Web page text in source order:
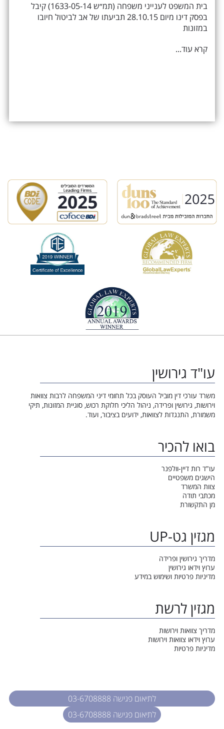
בית המשפט לענייני משפחה (תמ״ש 1633-05-14) קיבל
בפסק דינו מיום 28.10.15 תביעתו של אב לביטול חיובו
במזונות
קרא עוד...
עו"ד גירושין
משרד עורכי דין מוביל העוסק בכל תחומי דיני המשפחה לרבות צוואות
וירושות, גירושין ופרידה, ניהול הליכי חלוקת רכוש, סוגיית המזונות, תיקי
משמורת, התנגדות לצוואות, ידועים בציבור, ועוד.
בואו להכיר
עו"ד רות דיין-וולפנר
הישגים משפטיים
צוות המשרד
מכתבי תודה
מן התקשורת
מגזין גט-UP
מדריך גירושין ופרידה
ערוץ וידאו גירושין
מדיניות פרטיות ושימוש במידע
מגזין לרשת
מדריך צוואות וירושות
ערוץ וידאו צוואות וירושות
מדיניות פרטיות
לתיאום פגישה 03-6708888
לתיאום פגישה 03-6708888